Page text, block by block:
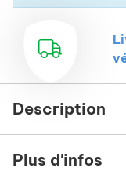
Description
Plus d'infos